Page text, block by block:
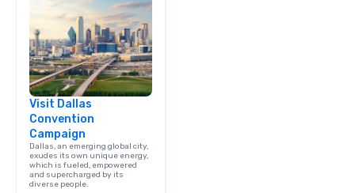
Visit Dallas
Convention
Campaign
Dallas, an emerging global city,
exudes its own unique energy,
which is fueled, empowered
and supercharged by its
diverse people.